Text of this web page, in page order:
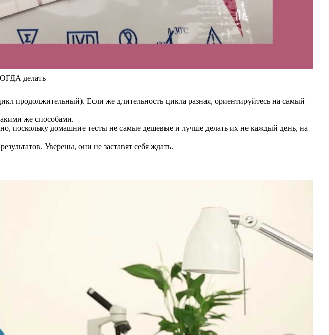
делать
продолжительный). Если же длительность цикла разная, ориентируйтесь на самый
же способами.
поскольку домашние тесты не самые дешевые и лучше делать их не каждый день, на
Уверены, они не заставят себя ждать.